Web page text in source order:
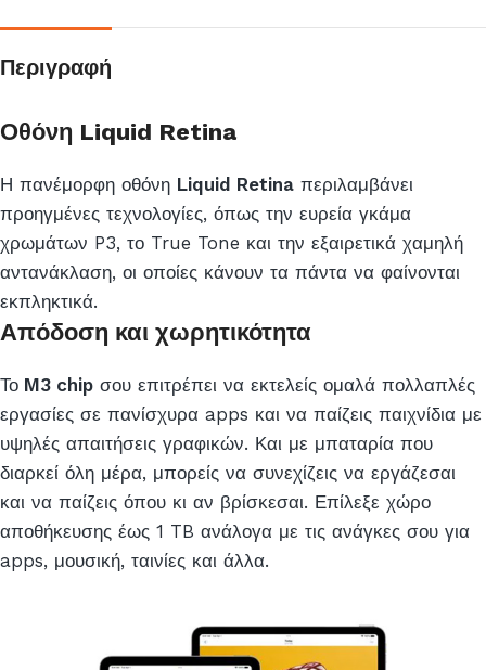
Περιγραφή
Οθόνη Liquid Retina
Η πανέμορφη οθόνη Liquid Retina περιλαμβάνει
προηγμένες τεχνολογίες, όπως την ευρεία γκάμα
χρωμάτων P3, το True Tone και την εξαιρετικά χαμηλή
αντανάκλαση, οι οποίες κάνουν τα πάντα να φαίνονται
εκπληκτικά.
Απόδοση και χωρητικότητα
Το M3 chip σου επιτρέπει να εκτελείς ομαλά πολλαπλές
εργασίες σε πανίσχυρα apps και να παίζεις παιχνίδια με
υψηλές απαιτήσεις γραφικών. Και με μπαταρία που
διαρκεί όλη μέρα, μπορείς να συνεχίζεις να εργάζεσαι
και να παίζεις όπου κι αν βρίσκεσαι. Επίλεξε χώρο
αποθήκευσης έως 1 TB ανάλογα με τις ανάγκες σου για
apps, μουσική, ταινίες και άλλα.